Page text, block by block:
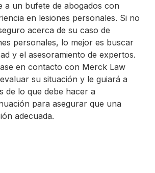
caso es importante para nosotros,
el tamaño. Después de
gravemente herido en un
las complejidades legales
ser la menor de sus
Si usted ha sido herido
accidente de coche, resbalón y
o cualquier otro incidente,
a un bufete de abogados con
en lesiones personales. Si no
acerca de su caso de
personales, lo mejor es buscar
y el asesoramiento de expertos.
en contacto con Merck Law
su situación y le guiará a
de lo que debe hacer a
para asegurar que una
adecuada.